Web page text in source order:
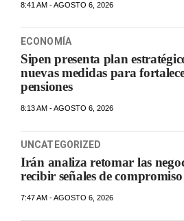
8:41 AM - AGOSTO 6, 2026
ECONOMÍA
Sipen presenta plan
nuevas medidas para
pensiones
8:13 AM - AGOSTO 6, 2026
UNCATEGORIZED
Irán analiza retomar las
recibir señales de
7:47 AM - AGOSTO 6, 2026